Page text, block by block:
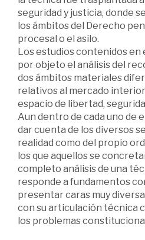
seguridad y justicia, donde
los ámbitos del Derecho
procesal o el asilo.
Los estudios contenidos
por objeto el análisis del
dos ámbitos materiales
relativos al mercado interior,
espacio de libertad,
Aun dentro de cada uno de
dar cuenta de los diversos
realidad como del propio
los que aquellos se
completo análisis de una
responde a fundamentos
presentar caras muy
con su articulación técnica
los problemas